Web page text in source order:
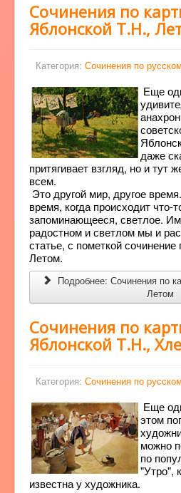
Сочинения по
Яблонской Т.Н.,
Категория: Сочинения по
Еще
даже
притягивает взгляд, но и тут
всем.
Это другой мир, другое
время, когда происходит что-
запоминающееся, светлое.
радостном и светлом мы и
статье, с пометкой
Летом.
Подробнее: Сочинения по
Летом
Сочинения по
Яблонской Т.Н.,
Категория: Сочинения по
Еще
этом
можно
по
"Утро",
известна у художника.